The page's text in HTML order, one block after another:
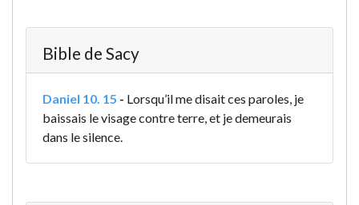
Bible de Sacy
Daniel 10. 15 - Lorsqu’il me disait ces paroles, je
baissais le visage contre terre, et je demeurais
dans le silence.